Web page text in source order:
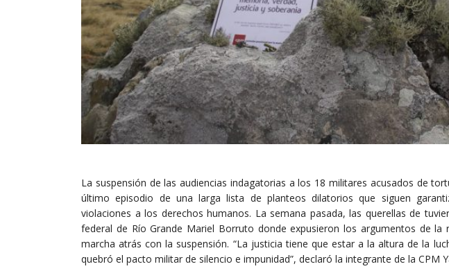
La suspensión de las audiencias indagatorias a los 18 militares acusados de
último episodio de una larga lista de planteos dilatorios que siguen
violaciones a los derechos humanos. La semana pasada, las querellas de
federal de Río Grande Mariel Borruto donde expusieron los argumentos de la
marcha atrás con la suspensión. “La justicia tiene que estar a la altura de la
quebró el pacto militar de silencio e impunidad”, declaró la integrante de la CPM